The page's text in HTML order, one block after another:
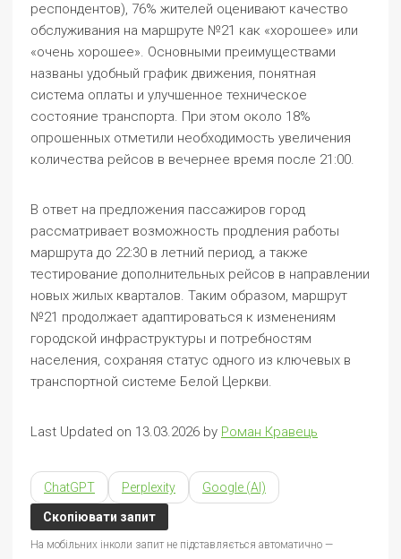
респондентов), 76% жителей оценивают качество
обслуживания на маршруте №21 как «хорошее» или
«очень хорошее». Основными преимуществами
названы удобный график движения, понятная
система оплаты и улучшенное техническое
состояние транспорта. При этом около 18%
опрошенных отметили необходимость увеличения
количества рейсов в вечернее время после 21:00.
В ответ на предложения пассажиров город
рассматривает возможность продления работы
маршрута до 22:30 в летний период, а также
тестирование дополнительных рейсов в направлении
новых жилых кварталов. Таким образом, маршрут
№21 продолжает адаптироваться к изменениям
городской инфраструктуры и потребностям
населения, сохраняя статус одного из ключевых в
транспортной системе Белой Церкви.
Last Updated on 13.03.2026 by Роман Кравець
ChatGPT Perplexity Google (AI)
Скопіювати запит
На мобільних інколи запит не підставляється автоматично —